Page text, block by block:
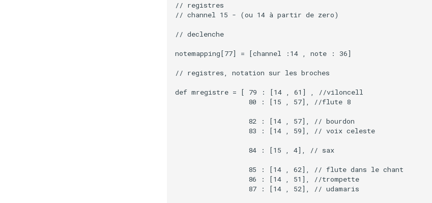
// registres
// channel 15 - (ou 14 à partir de zero)
// declenche
notemapping[77] = [channel :14 , note : 36]
// registres, notation sur les broches
def mregistre = [ 79 : [14 , 61] , //viloncell
                  80 : [15 , 57], //flute 8
                  82 : [14 , 57], // bourdon
                  83 : [14 , 59], // voix celeste
                  84 : [15 , 4], // sax
                  85 : [14 , 62], // flute dans le chant
                  86 : [14 , 51], //trompette
                  87 : [14 , 52], // udamaris